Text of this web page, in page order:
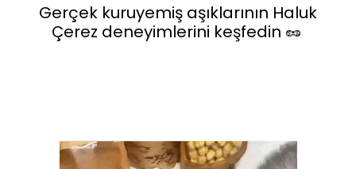
Gerçek kuruyemiş aşıklarının Haluk
Çerez deneyimlerini keşfedin 🥜